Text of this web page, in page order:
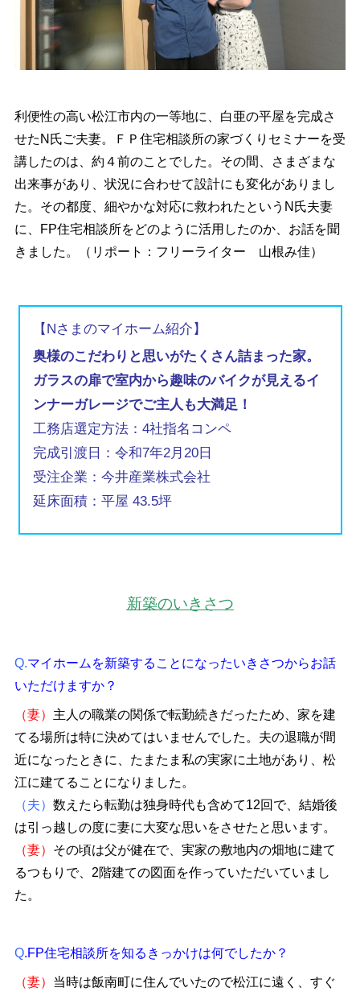
利便性の高い松江市内の一等地に、白亜の平屋を完成さ
せたN氏ご夫妻。ＦＰ住宅相談所の家づくりセミナーを受
講したのは、約４前のことでした。その間、さまざまな
出来事があり、状況に合わせて設計にも変化がありまし
た。その都度、細やかな対応に救われたというN氏夫妻
に、FP住宅相談所をどのように活用したのか、お話を聞
きました。（リポート：フリーライター 山根み佳）
【Nさまのマイホーム紹介】
奥様のこだわりと思いがたくさん詰まった家。
ガラスの扉で室内から趣味のバイクが見えるイ
ンナーガレージでご主人も大満足！
工務店選定方法：4社指名コンペ
完成引渡日：令和7年2月20日
受注企業：今井産業株式会社
延床面積：平屋 43.5坪
新築のいきさつ
Q.マイホームを新築することになったいきさつからお話
いただけますか？
（妻） 主人の職業の関係で転勤続きだったため、家を建
てる場所は特に決めてはいませんでした。夫の退職が間
近になったときに、たまたま私の実家に土地があり、松
江に建てることになりました。
（夫） 数えたら転勤は独身時代も含めて12回で、結婚後
は引っ越しの度に妻に大変な思いをさせたと思います。
（妻） その頃は父が健在で、実家の敷地内の畑地に建て
るつもりで、2階建ての図面を作っていただいていまし
た。
Q.FP住宅相談所を知るきっかけは何でしたか？
（妻） 当時は飯南町に住んでいたので松江に遠く、すぐ